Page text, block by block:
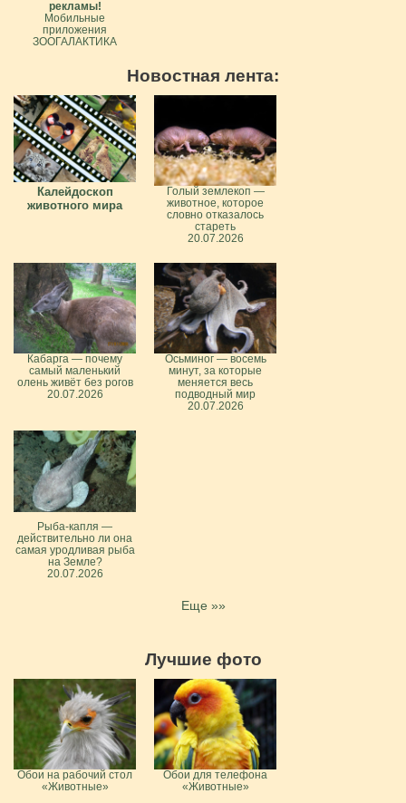
рекламы!
Мобильные
приложения
ЗООГАЛАКТИКА
Новостная лента:
Калейдоскоп
животного мира
Голый землекоп —
животное, которое
словно отказалось
стареть
20.07.2026
Кабарга — почему
самый маленький
олень живёт без рогов
20.07.2026
Осьминог — восемь
минут, за которые
меняется весь
подводный мир
20.07.2026
Рыба-капля —
действительно ли она
самая уродливая рыба
на Земле?
20.07.2026
Еще »»
Лучшие фото
Обои на рабочий стол
«Животные»
Обои для телефона
«Животные»